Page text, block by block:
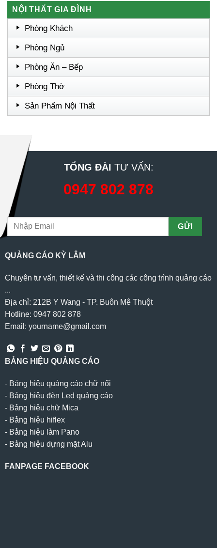
NỘI THẤT GIA ĐÌNH
Phòng Khách
Phòng Ngủ
Phòng Ăn – Bếp
Phòng Thờ
Sản Phẩm Nội Thất
TỔNG ĐÀI TƯ VẤN:
0947 802 878
QUẢNG CÁO KỲ LÂM
Chuyên tư vấn, thiết kế và thi công các công trình quảng cáo
...
Địa chỉ: 212B Y Wang - TP. Buôn Mê Thuột
Hotline: 0947 802 878
Email: yourname@gmail.com
BẢNG HIỆU QUẢNG CÁO
- Bảng hiệu quảng cáo chữ nổi
- Bảng hiệu đèn Led quảng cáo
- Bảng hiệu chữ Mica
- Bảng hiệu hiflex
- Bảng hiệu làm Pano
- Bảng hiệu dựng mặt Alu
FANPAGE FACEBOOK